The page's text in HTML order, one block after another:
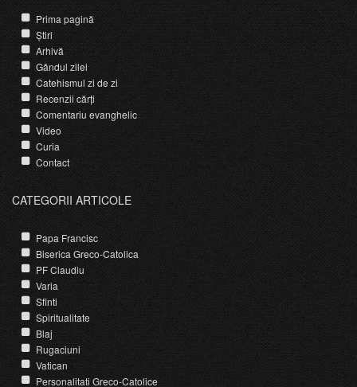
Prima pagină
Știri
Arhivă
Gândul zilei
Catehismul zi de zi
Recenzii cărți
Comentariu evanghelic
Video
Curia
Contact
CATEGORII ARTICOLE
Papa Francisc
Biserica Greco-Catolica
PF Claudiu
Varia
Sfinti
Spiritualitate
Blaj
Rugaciuni
Vatican
Personalitati Greco-Catolice